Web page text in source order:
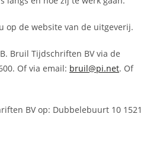
op de website van de uitgeverij.
Bruil Tijdschriften BV via de
Of via email: bruil@pi.net. Of
BV op: Dubbelebuurt 10 1521